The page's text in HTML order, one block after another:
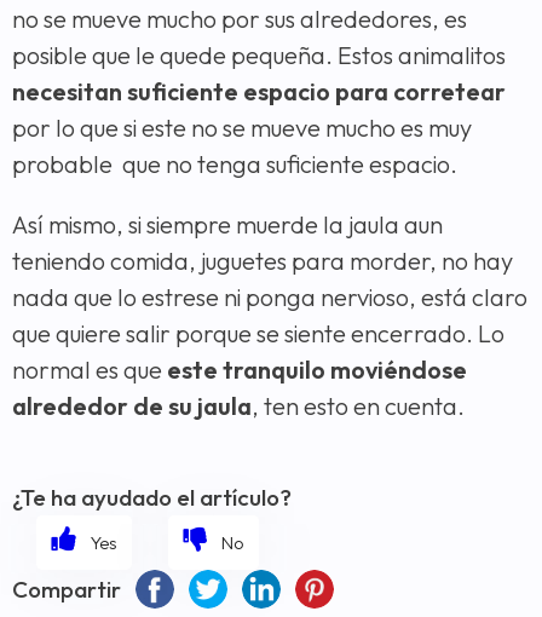
no se mueve mucho por sus alrededores, es
posible que le quede pequeña. Estos animalitos
necesitan suficiente espacio para corretear
por lo que si este no se mueve mucho es muy
probable que no tenga suficiente espacio.
Así mismo, si siempre muerde la jaula aun
teniendo comida, juguetes para morder, no hay
nada que lo estrese ni ponga nervioso, está claro
que quiere salir porque se siente encerrado. Lo
normal es que este tranquilo moviéndose
alrededor de su jaula, ten esto en cuenta.
¿Te ha ayudado el artículo?
Compartir